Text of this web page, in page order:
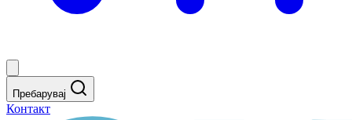
Пребарувај
Контакт